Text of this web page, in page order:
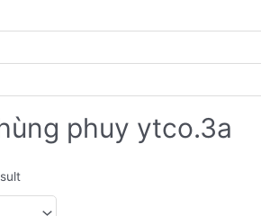
phuy ytco.3a